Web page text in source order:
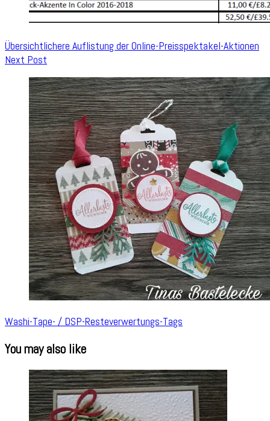
Übersichtlichere Auflistung der Online-Preisspektakel-Aktionen
Next Post
Washi-Tape- / DSP-Resteverwertungs-Tags
You may also like